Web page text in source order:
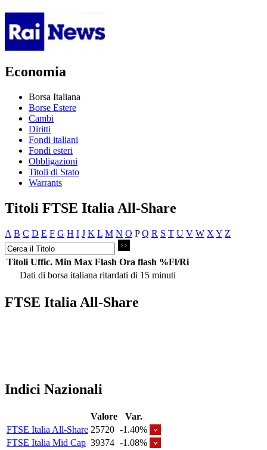
Economia
Borsa Italiana
Borse Estere
Cambi
Diritti
Fondi italiani
Fondi esteri
Obbligazioni
Titoli di Stato
Warrants
Titoli FTSE Italia All-Share
A B C D E F G H I J K L M N O PQ R S T U V W X Y Z
Titoli Uffic. Min Max Flash Ora flash %Fl/Ri
Dati di borsa italiana ritardati di 15 minuti
FTSE Italia All-Share
Indici Nazionali
Valore
Var.
FTSE Italia All-Share 25720 -1.40%
FTSE Italia Mid Cap 39374 -1.08%